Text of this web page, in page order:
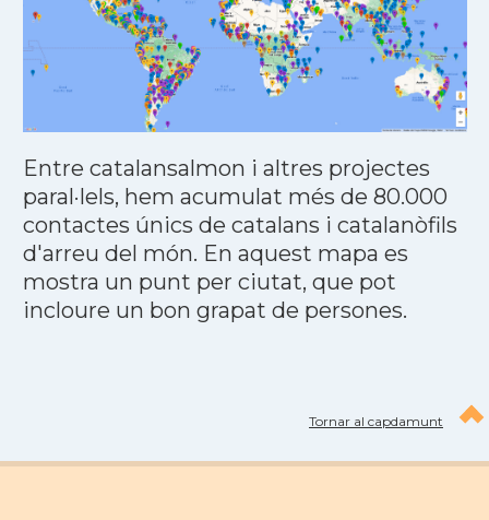
Entre catalansalmon i altres projectes
paral·lels, hem acumulat més de 80.000
contactes únics de catalans i catalanòfils
d'arreu del món. En aquest mapa es
mostra un punt per ciutat, que pot
incloure un bon grapat de persones.
Tornar al capdamunt